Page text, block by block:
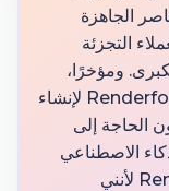
الجاهزة
التجزئة
ومؤخرًا،
بدأنا نستخدم الذكاء الاصطناعي من Renderforest لإنشاء
إلى
الاصطناعي
الأخرى في السوق. أوصي بـ Renderforest لأنني